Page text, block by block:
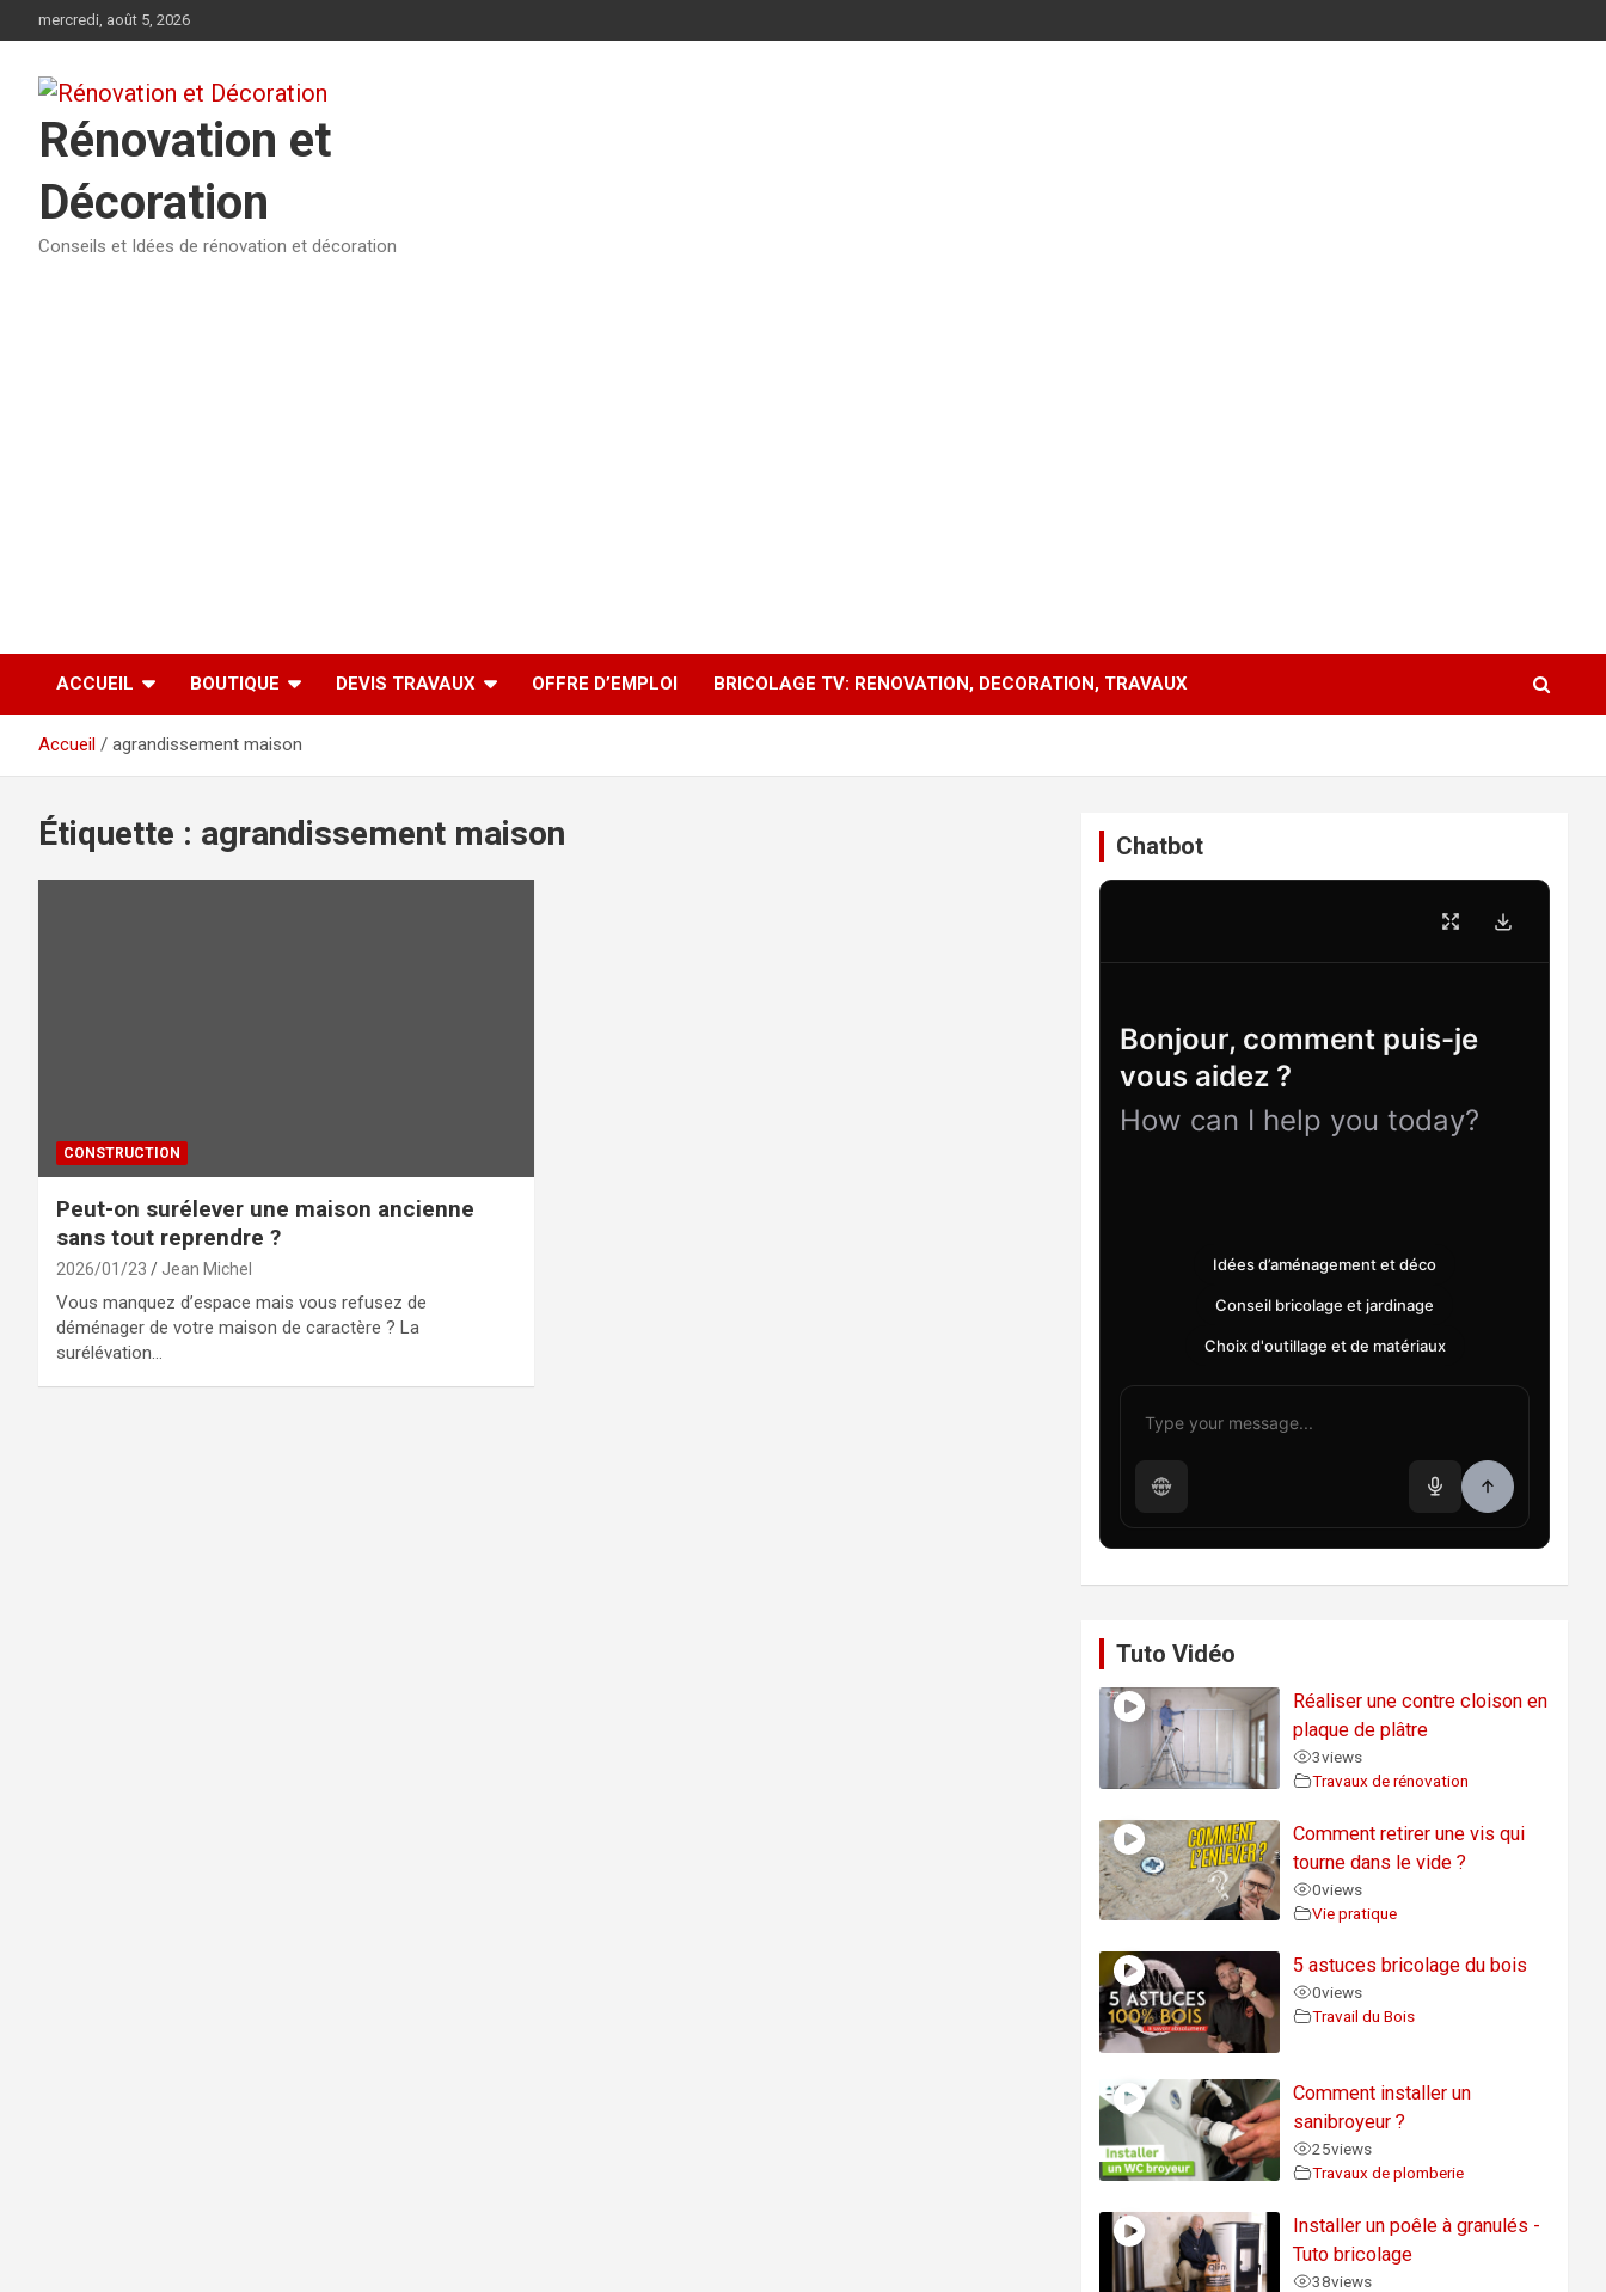
au
mercredi, août 5, 2026
Rénovation et
Décoration
Conseils et Idées de rénovation et décoration
ACCUEIL BOUTIQUE DEVIS TRAVAUX OFFRE D’EMPLOI BRICOLAGE TV: RENOVATION, DECORATION, TRAVAUX
Accueil agrandissement maison
Étiquette : agrandissement maison
CONSTRUCTION
Peut-on surélever une maison ancienne
sans tout reprendre ?
2026/01/23 Jean Michel
Vous manquez d’espace mais vous refusez de
déménager de votre maison de caractère ? La
surélévation…
Chatbot
Bonjour, comment puis-je
vous aidez ?
How can I help you today?
Idées d’aménagement et déco
Conseil bricolage et jardinage
Choix d'outillage et de matériaux
Tuto Vidéo
Réaliser une contre cloison en
plaque de plâtre
3views
Travaux de rénovation
Comment retirer une vis qui
tourne dans le vide ?
0views
Vie pratique
5 astuces bricolage du bois
0views
Travail du Bois
Comment installer un
sanibroyeur ?
25views
Travaux de plomberie
Installer un poêle à granulés -
Tuto bricolage
38views